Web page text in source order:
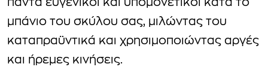
πάντα ευγενικοί και υπομονετικοί κατά το
μπάνιο του σκύλου σας, μιλώντας του
καταπραϋντικά και χρησιμοποιώντας αργές
και ήρεμες κινήσεις.